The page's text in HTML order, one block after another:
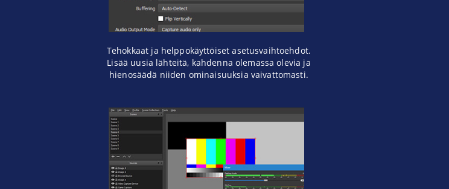
Tehokkaat ja helppokäyttöiset asetusvaihtoehdot.
Lisää uusia lähteitä, kahdenna olemassa olevia ja
hienosäädä niiden ominaisuuksia vaivattomasti.